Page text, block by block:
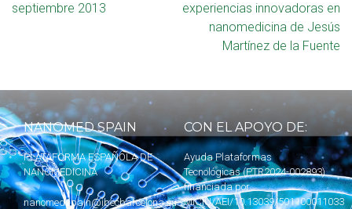
septiembre 2013
experiencias innovadoras en
nanomedicina de Jesús
Martínez de la Fuente
NANOMED SPAIN
PLATAFORMA ESPAÑOLA DE
NANOMEDICINA
nanomedspain@ibecbarcelona.eu
CON EL APOYO DE:
Ayuda Plataformas
Tecnológicas (PTR2024-002893)
financiada por
MICIU/AEI/10.13039/501100011033